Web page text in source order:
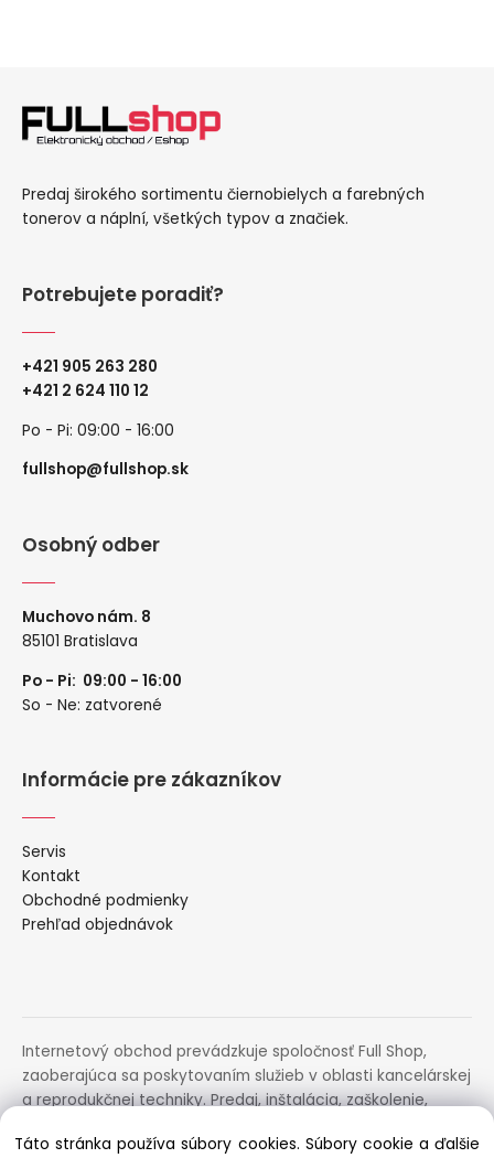
Predaj širokého sortimentu čiernobielych a farebných
tonerov a náplní, všetkých typov a značiek.
Potrebujete poradiť?
+421 905 263 280
+421 2 624 110 12
Po - Pi: 09:00 - 16:00
fullshop@fullshop.sk
Osobný odber
Muchovo nám. 8
85101 Bratislava
Po - Pi: 09:00 - 16:00
So - Ne: zatvorené
Informácie pre zákazníkov
Servis
Kontakt
Obchodné podmienky
Prehľad objednávok
Internetový obchod prevádzkuje spoločnosť Full Shop,
zaoberajúca sa poskytovaním služieb v oblasti kancelárskej
a reprodukčnej techniky. Predaj, inštalácia, zaškolenie,
zariadení.
Táto stránka používa súbory cookies. Súbory cookie a ďalšie